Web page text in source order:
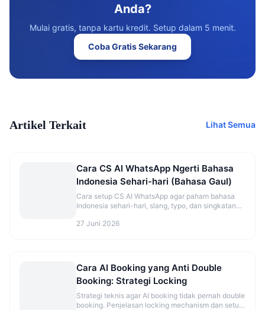
Anda?
Mulai gratis, tanpa kartu kredit. Setup dalam 5 menit.
Coba Gratis Sekarang
Artikel Terkait Lihat Semua
Cara CS AI WhatsApp Ngerti Bahasa
Indonesia Sehari-hari (Bahasa Gaul)
Cara setup CS AI WhatsApp agar paham bahasa
Indonesia sehari-hari, slang, typo, dan singkatan
27 Juni 2026
Cara AI Booking yang Anti Double
Booking: Strategi Locking
Strategi teknis agar AI booking tidak pernah double
booking. Penjelasan locking mechanism dan setup